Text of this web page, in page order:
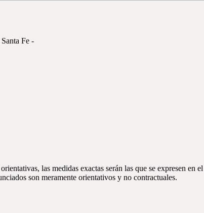
Fe -
las medidas exactas serán las que se expresen
son meramente orientativos y no contractuales.